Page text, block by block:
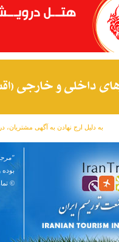
به دلیل ارج نهادن به آگهی مشتریان، در این بخش حداکثر 5 آگهی نمایش داده می
بوده
©